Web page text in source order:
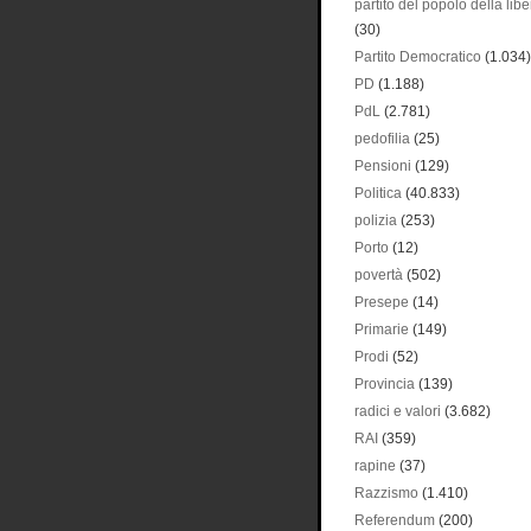
partito del popolo della
(30)
Partito Democratico (1.034)
PD (1.188)
PdL (2.781)
pedofilia (25)
Pensioni (129)
Politica (40.833)
polizia (253)
Porto (12)
povertà (502)
Presepe (14)
Primarie (149)
Prodi (52)
Provincia (139)
radici e valori (3.682)
RAI (359)
rapine (37)
Razzismo (1.410)
Referendum (200)